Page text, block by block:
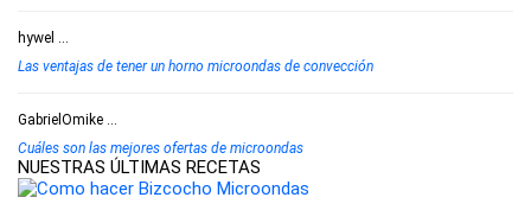
hywel ...
Las ventajas de tener un horno microondas de convección
GabrielOmike ...
Cuáles son las mejores ofertas de microondas
NUESTRAS ÚLTIMAS RECETAS